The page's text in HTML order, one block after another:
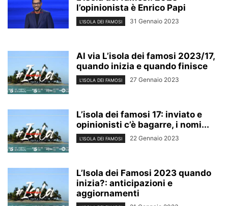
l’opinionista è Enrico Papi
L'ISOLA DEI FAMOSI 31 Gennaio 2023
Al via L’isola dei famosi 2023/17,
quando inizia e quando finisce
L'ISOLA DEI FAMOSI 27 Gennaio 2023
L’isola dei famosi 17: inviato e
opinionisti c’è bagarre, i nomi...
L'ISOLA DEI FAMOSI 22 Gennaio 2023
L’Isola dei Famosi 2023 quando
inizia?: anticipazioni e
aggiornamenti